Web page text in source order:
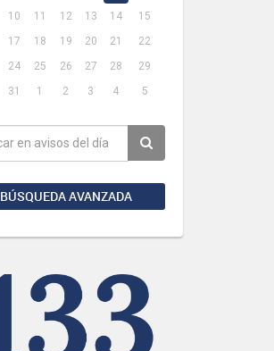
10 11 12 13 14
15
17 18 19 20 21
22
24 25 26 27 28
29
31 1 2 3 4 5
BÚSQUEDA AVANZADA